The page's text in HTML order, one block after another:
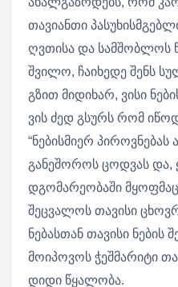
თავიანთი
ღვთისა და სამშობლოს
შვილო, ჩაიხედე შენს
გზით მიდიხარ, ვისი
ვის ძედ გსურს რომ
“ნებისმიერ
განეშოროს ცოდვას და,
დგომარეობაში
შეცვალოს თავისი
ნებასთან თავისი ნების
მოიპოვოს ჭეშმარიტი
დიდი წყალობა.